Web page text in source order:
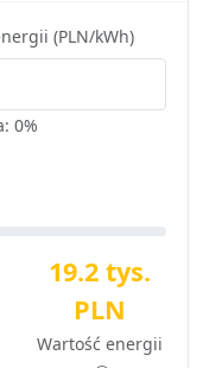
(PLN/kWh)
0%
19.2 tys.
PLN
Wartość energii